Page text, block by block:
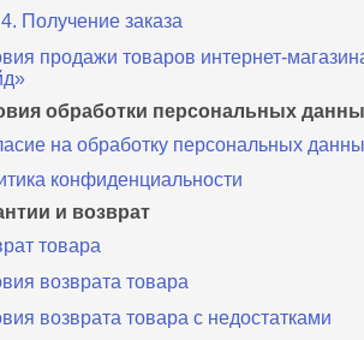
Получение заказа
продажи товаров интернет-
обработки персональных
на обработку персональных
конфиденциальности
и возврат
товара
возврата товара
возврата товара с недостатками